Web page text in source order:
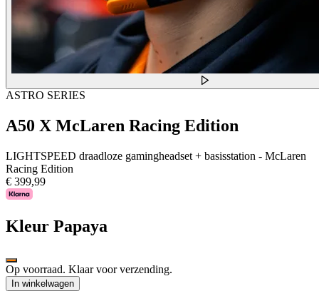
ASTRO SERIES
A50 X McLaren Racing Edition
LIGHTSPEED draadloze gamingheadset + basisstation - McLaren
Racing Edition
€ 399,99
Kleur Papaya
Op voorraad. Klaar voor verzending.
In winkelwagen